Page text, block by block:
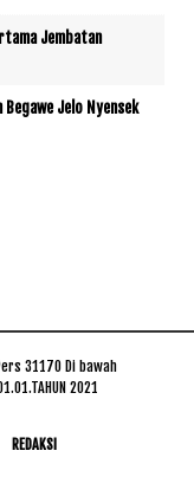
Jembatan
Begawe Jelo Nyensek
31170 Di bawah
2021
REDAKSI